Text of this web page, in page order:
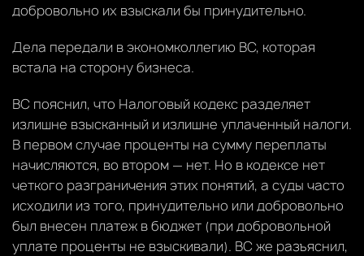
добровольно их взыскали бы принудительно.
Дела передали в экономколлегию ВС, которая
встала на сторону бизнеса.
ВС пояснил, что Налоговый кодекс разделяет
излишне взысканный и излишне уплаченный налоги.
В первом случае проценты на сумму переплаты
начисляются, во втором — нет. Но в кодексе нет
четкого разграничения этих понятий, а суды часто
исходили из того, принудительно или добровольно
был внесен платеж в бюджет (при добровольной
уплате проценты не взыскивали). ВС же разъяснил,